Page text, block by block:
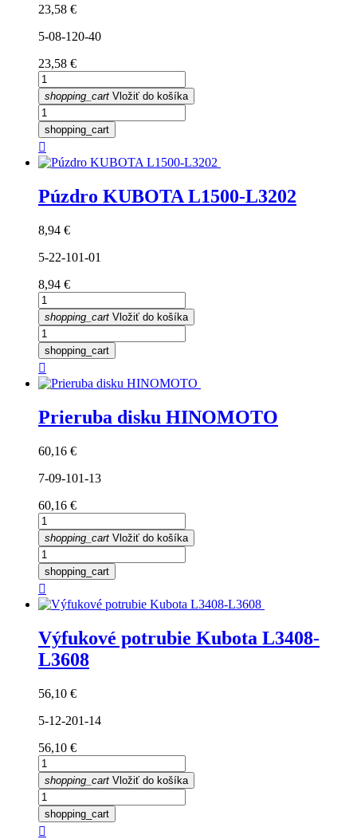
Cena
23,58 €
5-08-120-40
Cena
23,58 €
shopping_cart Vložiť do košíka
shopping_cart

Púzdro KUBOTA L1500-L3202
Cena
8,94 €
5-22-101-01
Cena
8,94 €
shopping_cart Vložiť do košíka
shopping_cart

Prieruba disku HINOMOTO
Cena
60,16 €
7-09-101-13
Cena
60,16 €
shopping_cart Vložiť do košíka
shopping_cart

Výfukové potrubie Kubota L3408-
L3608
Cena
56,10 €
5-12-201-14
Cena
56,10 €
shopping_cart Vložiť do košíka
shopping_cart
